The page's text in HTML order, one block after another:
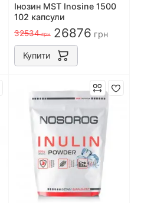
Інозин MST Inosine 1500
102 капсули
32534грн 26876 грн
Купити